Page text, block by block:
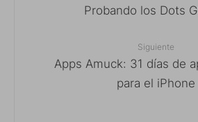
Probando los Dots
Siguiente
Apps Amuck: 31 días de
para el iPhone